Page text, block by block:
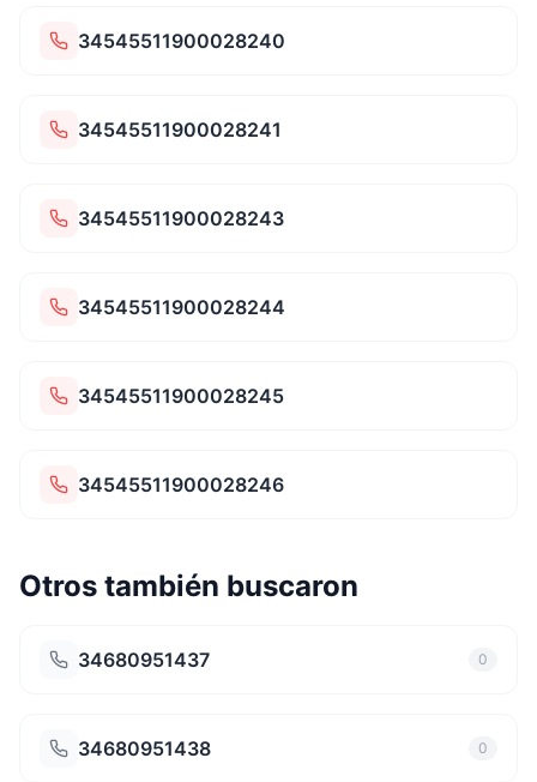
34545511900028240
34545511900028241
34545511900028243
34545511900028244
34545511900028245
34545511900028246
Otros también buscaron
34680951437 0
34680951438 0